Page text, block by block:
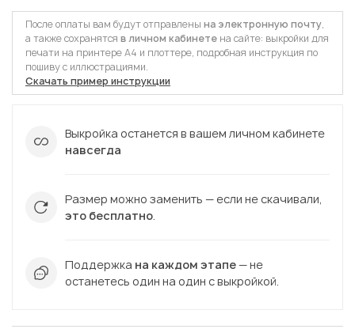
После оплаты вам будут отправлены на электронную почту,
а также сохранятся в личном кабинете на сайте: выкройки для
печати на принтере А4 и плоттере, подробная инструкция по
пошиву с иллюстрациями.
Скачать пример инструкции
Выкройка останется в вашем личном кабинете
навсегда
Размер можно заменить — если не скачивали,
это бесплатно.
Поддержка на каждом этапе — не
останетесь один на один с выкройкой.